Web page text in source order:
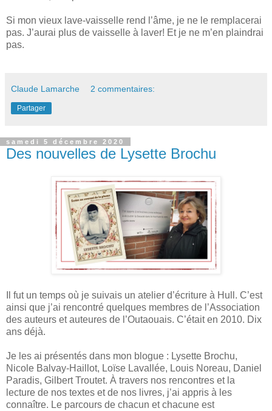
Si mon vieux lave-vaisselle rend l’âme, je ne le remplacerai
pas. J’aurai plus de vaisselle à laver! Et je ne m’en plaindrai
pas.
Claude Lamarche 2 commentaires:
Partager
samedi 5 décembre 2020
Des nouvelles de Lysette Brochu
Il fut un temps où je suivais un atelier d’écriture à Hull. C’est
ainsi que j’ai rencontré quelques membres de l’Association
des auteurs et auteures de l’Outaouais. C’était en 2010. Dix
ans déjà.
Je les ai présentés dans mon blogue : Lysette Brochu,
Nicole Balvay-Haillot, Loïse Lavallée, Louis Noreau, Daniel
Paradis, Gilbert Troutet. À travers nos rencontres et la
lecture de nos textes et de nos livres, j’ai appris à les
connaître. Le parcours de chacun et chacune est